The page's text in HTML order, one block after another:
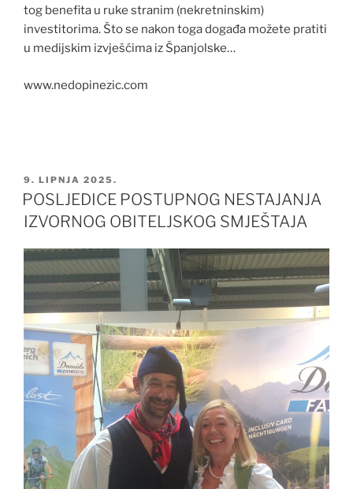
tog benefita u ruke stranim (nekretninskim)
investitorima. Što se nakon toga događa možete pratiti
u medijskim izvješćima iz Španjolske…
www.nedopinezic.com
OBJAVLJENO
9. LIPNJA 2025.
POSLJEDICE POSTUPNOG NESTAJANJA
IZVORNOG OBITELJSKOG SMJEŠTAJA